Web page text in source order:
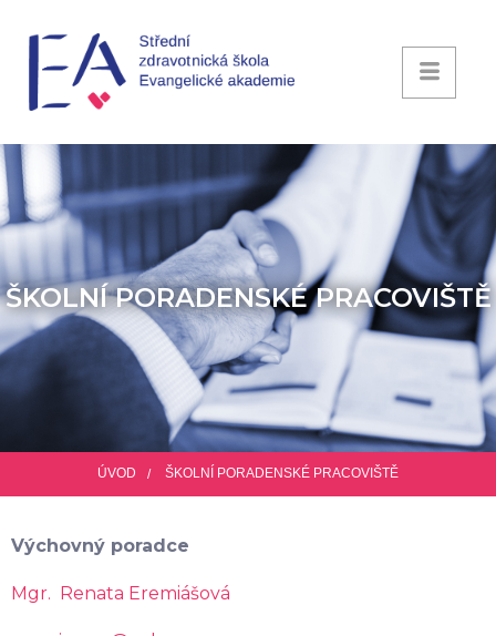
ŠKOLNÍ PORADENSKÉ PRACOVIŠTĚ
ÚVOD ŠKOLNÍ PORADENSKÉ PRACOVIŠTĚ
Výchovný poradce
Mgr. Renata Eremiášová